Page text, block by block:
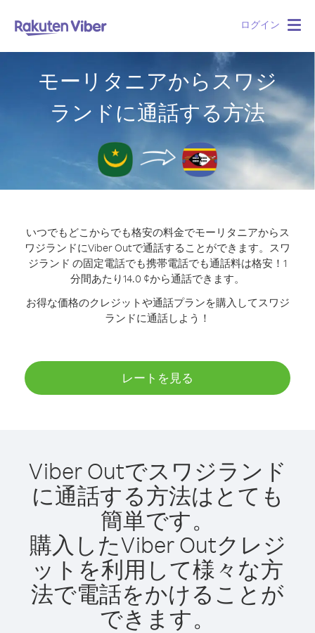
ログイン
モーリタニアからスワジ
ランドに通話する方法
いつでもどこからでも格安の料金でモーリタニアからス
ワジランドにViber Outで通話することができます。 スワ
ジランド の固定電話でも携帯電話でも通話料は格安！1
分間あたり14.0 ¢から通話できます。
お得な価格のクレジットや通話プランを購入してスワジ
ランドに通話しよう！
レートを見る
Viber Outでスワジランド
に通話する方法はとても
簡単です。
購入したViber Outクレジ
ットを利用して様々な方
法で電話をかけることが
できます。